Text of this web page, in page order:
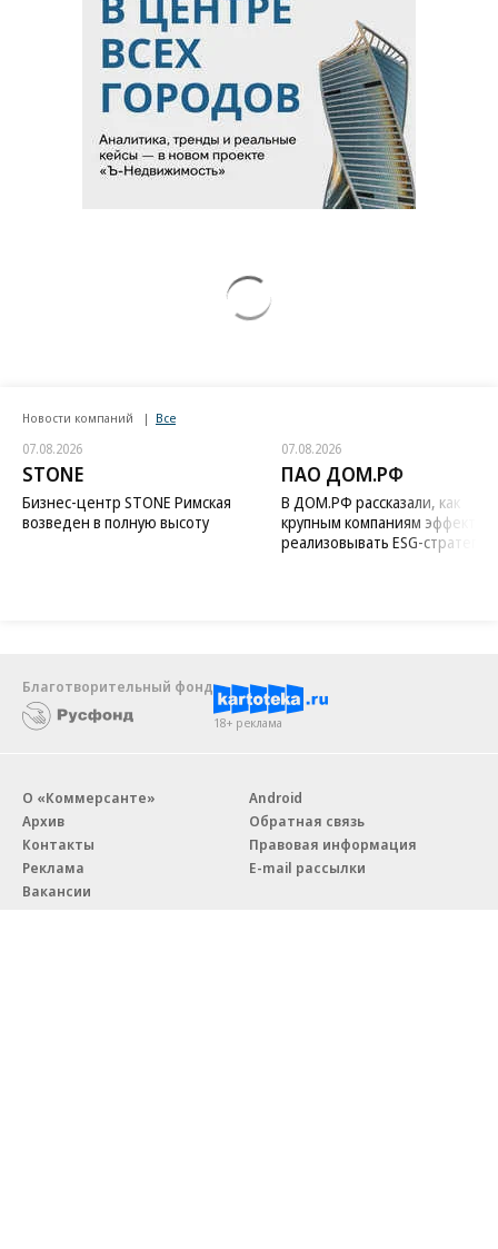
Новости компаний Все
07.08.2026
STONE
Бизнес-центр STONE Римская
возведен в полную высоту
07.08.2026
ПАО ДОМ.РФ
В ДОМ.РФ рассказали, как
крупным компаниям
реализовывать ESG-стратегию
Благотворительный фонд
18+ реклама
О «Коммерсанте»
Архив
Контакты
Реклама
Вакансии
Android
Обратная связь
Правовая информация
E-mail рассылки